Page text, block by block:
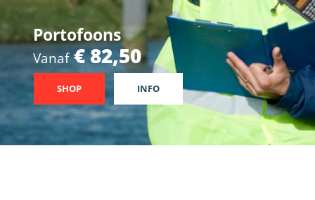
Compleet BHV
oproepsysteem
€ 1.270,-
Vanaf
SHOP INFO